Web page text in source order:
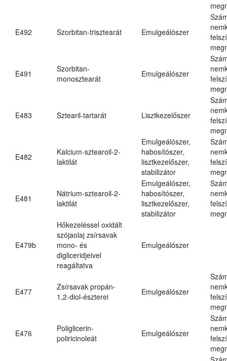
E492 Szorbitan-trisztearát Emulgeálószer
E491
Szorbitan-
monosztearát
Emulgeálószer
E483 Sztearil-tartarát Lisztkezelőszer
E482
Kalcium-sztearoil-2-
laktilát
Emulgeálószer,
habosítószer,
lisztkezelőszer,
stabilizátor
E481
Nátrium-sztearoil-2-
laktilát
Emulgeálószer,
habosítószer,
lisztkezelőszer,
stabilizátor
E479b
Hőkezeléssel oxidált
szójaolaj zsírsavak
mono- és
digliceridjeivel
reagáltatva
Emulgeálószer
E477
Zsírsavak propán-
1,2-diol-észterei
Emulgeálószer
E476
Poliglicerin-
poliricinoleát
Emulgeálószer